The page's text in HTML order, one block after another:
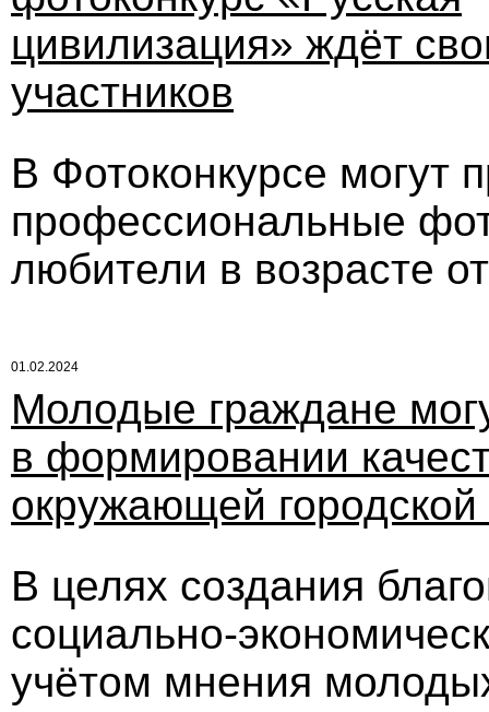
цивилизация» ждёт
участников
В Фотоконкурсе могут
профессиональные
любители в возрасте
01.02.2024
Молодые граждане
в формировании
окружающей
В целях создания
социально-
учётом мнения